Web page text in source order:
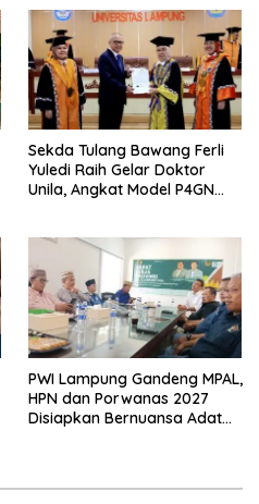
Sekda Tulang Bawang Ferli
Yuledi Raih Gelar Doktor
Unila, Angkat Model P4GN
PWI Lampung Gandeng MPAL,
HPN dan Porwanas 2027
Disiapkan Bernuansa Adat